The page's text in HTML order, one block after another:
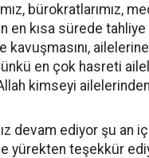
bürokratlarımız,
en kısa sürede tahliye
kavuşmasını,
en çok hasreti
kimseyi ailelerinden
devam ediyor şu an
yürekten teşekkür